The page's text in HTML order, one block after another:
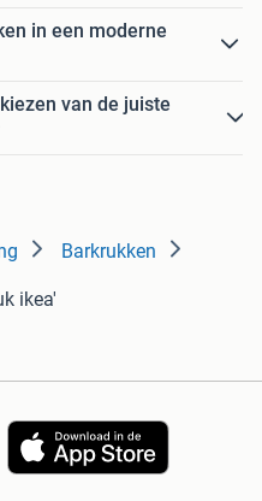
in een moderne
van de juiste
Barkrukken
ikea'